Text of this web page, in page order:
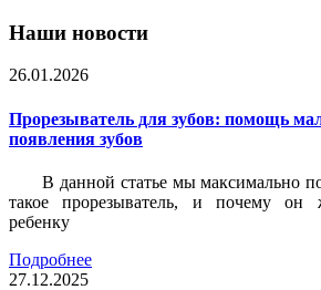
Наши новости
26.01.2026
Прорезыватель для зубов: помощь
появления зубов
В данной статье мы максимально
такое прорезыватель, и почему он
ребенку
Подробнее
27.12.2025